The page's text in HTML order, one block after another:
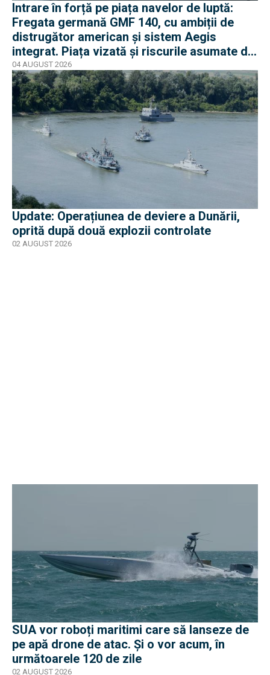
Intrare în forță pe piața navelor de luptă:
Fregata germană GMF 140, cu ambiții de
distrugător american și sistem Aegis
integrat. Piața vizată și riscurile asumate de
Rheinmetall
04 AUGUST 2026
Update: Operațiunea de deviere a Dunării,
oprită după două explozii controlate
02 AUGUST 2026
SUA vor roboți maritimi care să lanseze de
pe apă drone de atac. Și o vor acum, în
următoarele 120 de zile
02 AUGUST 2026